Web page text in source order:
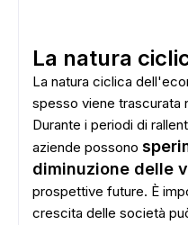
La natura
La natura ciclica
spesso viene trascurata
Durante i periodi di
aziende possono
diminuzione delle
prospettive future. È
crescita delle società